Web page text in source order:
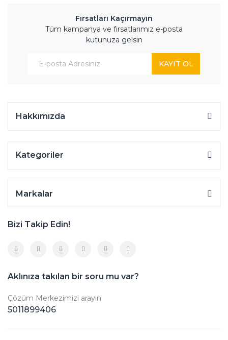
Fırsatları Kaçırmayın
Tüm kampanya ve fırsatlarımız e-posta
kutunuza gelsin
KAYIT OL
Hakkımızda
Kategoriler
Markalar
Bizi Takip Edin!
Aklınıza takılan bir soru mu var?
Çözüm Merkezimizi arayın
5011899406